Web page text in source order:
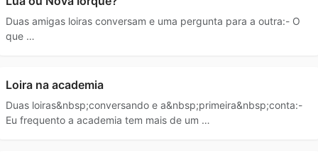
Duas amigas loiras conversam e uma pergunta para a outra:- O
que …
Loira na academia
Duas loiras&nbsp;conversando e a&nbsp;primeira&nbsp;conta:-
Eu frequento a academia tem mais de um …